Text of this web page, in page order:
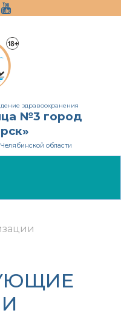
здравоохранения
№3 город
области